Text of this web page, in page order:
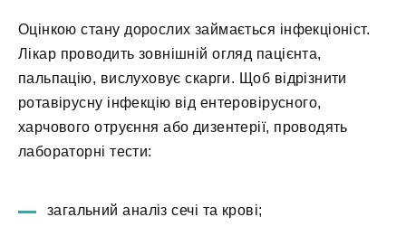
Оцінкою стану дорослих займається інфекціоніст.
Лікар проводить зовнішній огляд пацієнта,
пальпацію, вислуховує скарги. Щоб відрізнити
ротавірусну інфекцію від ентеровірусного,
харчового отруєння або дизентерії, проводять
лабораторні тести:
загальний аналіз сечі та крові;